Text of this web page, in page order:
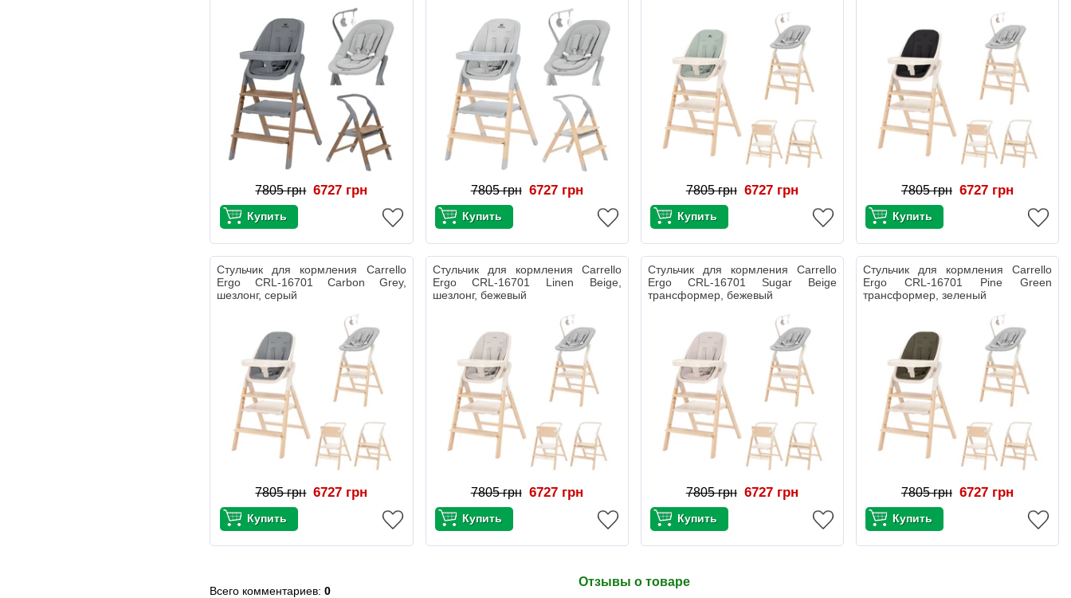
7805 грн 6727 грн 7805 грн 6727 грн 7805 грн 6727 грн 7805 грн 6727 грн
Стульчик для кормления Carrello
Ergo CRL-16701 Carbon Grey,
шезлонг, серый
7805 грн 6727 грн
Стульчик для кормления Carrello
Ergo CRL-16701 Linen Beige,
шезлонг, бежевый
7805 грн 6727 грн
Стульчик для кормления Carrello
Ergo CRL-16701 Sugar Beige
трансформер, бежевый
7805 грн 6727 грн
Стульчик для кормления Carrello
Ergo CRL-16701 Pine Green
трансформер, зеленый
7805 грн 6727 грн
Отзывы о товаре
Всего комментариев:0